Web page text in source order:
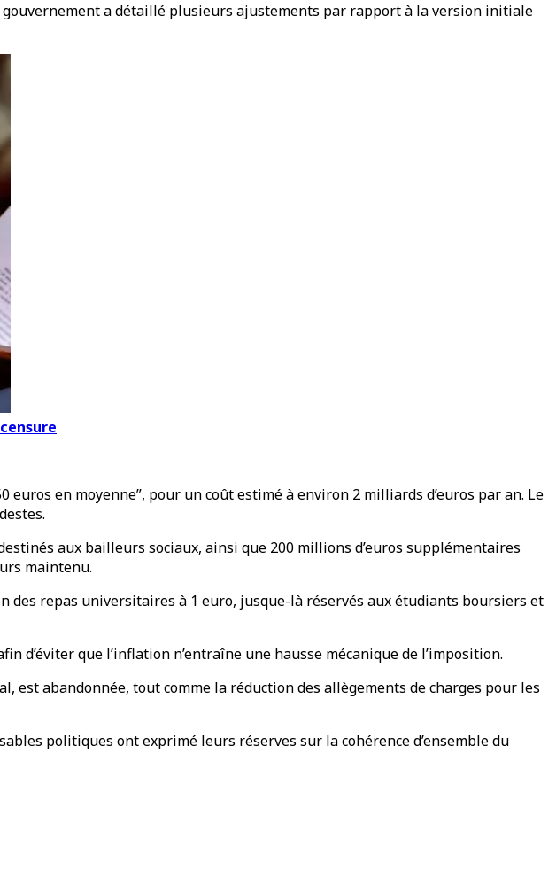
gouvernement a détaillé plusieurs ajustements par rapport à la version initiale
en moyenne”, pour un coût estimé à environ 2 milliards d’euros par an. Le
aux bailleurs sociaux, ainsi que 200 millions d’euros supplémentaires
maintenu.
repas universitaires à 1 euro, jusque-là réservés aux étudiants boursiers et
d’éviter que l’inflation n’entraîne une hausse mécanique de l’imposition.
abandonnée, tout comme la réduction des allègements de charges pour les
politiques ont exprimé leurs réserves sur la cohérence d’ensemble du